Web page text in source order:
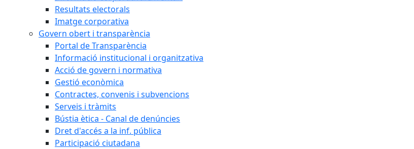
Resultats electorals
Imatge corporativa
Govern obert i transparència
Portal de Transparència
Informació institucional i organitzativa
Acció de govern i normativa
Gestió econòmica
Contractes, convenis i subvencions
Serveis i tràmits
Bústia ètica - Canal de denúncies
Dret d'accés a la inf. pública
Participació ciutadana